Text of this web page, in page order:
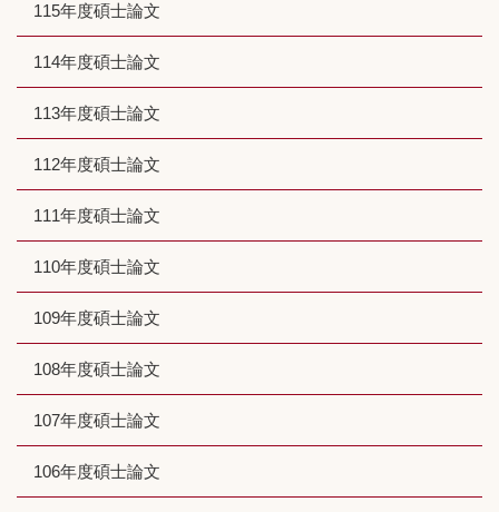
115年度碩士論文
114年度碩士論文
113年度碩士論文
112年度碩士論文
111年度碩士論文
110年度碩士論文
109年度碩士論文
108年度碩士論文
107年度碩士論文
106年度碩士論文